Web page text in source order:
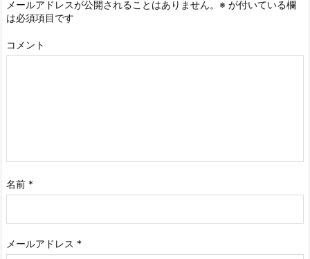
メールアドレスが公開されることはありません。 ※ が付いている欄
は必須項目です
コメント
名前 *
メールアドレス *